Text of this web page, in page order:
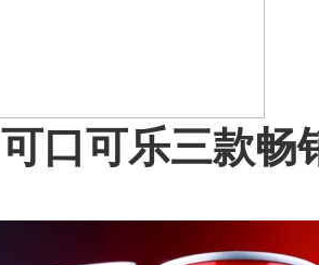
可口可乐三款畅